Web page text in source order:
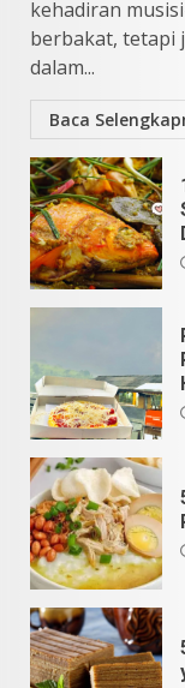
5
kehadiran
berbakat, tetapi
dalam...
Baca